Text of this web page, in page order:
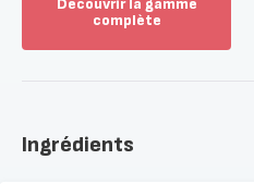
Découvrir la gamme
complète
gamme
Ingrédients